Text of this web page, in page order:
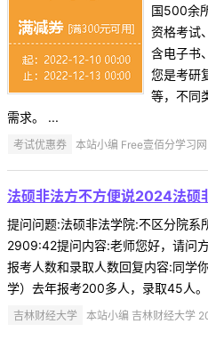
国500余
资格考试
含电子书
您是考研
等，不同
需求。 ...
考试优惠券 本站小编 Free壹佰分学习
法硕非法方不方便说2024法硕
提问问题:法硕非法学院:不区分院
2909:42提问内容:老师您好，请问
报考人数和录取人数回复内容:同学
学）去年报考200多人，录取45人
吉林财经大学 本站小编 吉林财经大学